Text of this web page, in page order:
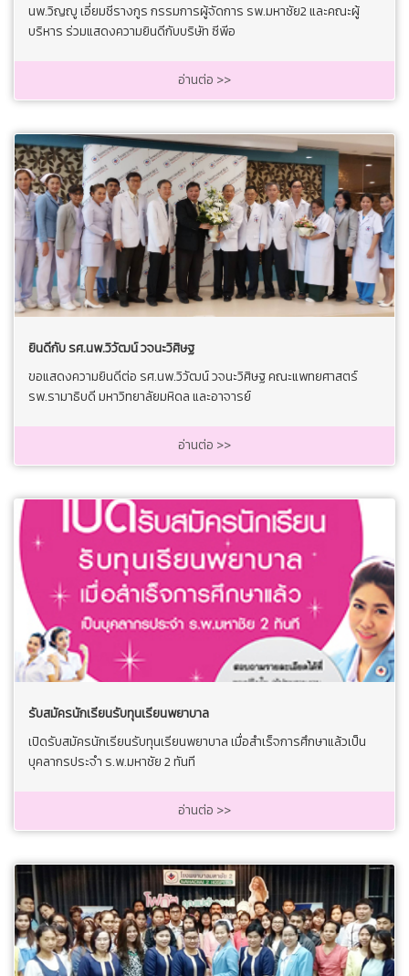
นพ.วิญญู เอี่ยมชีรางกูร กรรมการผู้จัดการ รพ.มหาชัย2 และคณะผู้
บริหาร ร่วมแสดงความยินดีกับบริษัท ซีพีอ
อ่านต่อ >>
ยินดีกับ รศ.นพ.วิวัฒน์ วจนะวิศิษฐ
ขอแสดงความยินดีต่อ รศ.นพ.วิวัฒน์ วจนะวิศิษฐ คณะแพทยศาสตร์
รพ.รามาธิบดี มหาวิทยาลัยมหิดล และอาจารย์
อ่านต่อ >>
รับสมัครนักเรียนรับทุนเรียนพยาบาล
เปิดรับสมัครนักเรียนรับทุนเรียนพยาบาล เมื่อสำเร็จการศึกษาแล้วเป็น
บุคลากรประจำ ร.พ.มหาชัย 2 ทันที
อ่านต่อ >>